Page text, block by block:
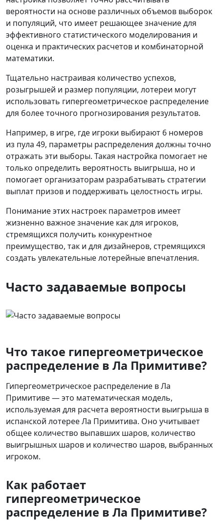
вероятности на основе различных объемов выборок
и популяций, что имеет решающее значение для
эффективного статистического моделирования и
оценка и практических расчетов и комбинаторной
математики.
Тщательно настраивая количество успехов,
розыгрышей и размер популяции, лотереи могут
использовать гипергеометрическое распределение
для более точного прогнозирования результатов.
Например, в игре, где игроки выбирают 6 номеров
из пула 49, параметры распределения должны точно
отражать эти выборы. Такая настройка помогает не
только определить вероятность выигрыша, но и
помогает организаторам разрабатывать стратегии
выплат призов и поддерживать целостность игры.
Понимание этих настроек параметров имеет
жизненно важное значение как для игроков,
стремящихся получить конкурентное
преимущество, так и для дизайнеров, стремящихся
создать увлекательные лотерейные впечатления.
Часто задаваемые вопросы
Что такое гипергеометрическое
распределение в Ла Примитиве?
Гипергеометрическое распределение в Ла
Примитиве — это математическая модель,
используемая для расчета вероятности выигрыша в
испанской лотерее Ла Примитива. Оно учитывает
общее количество выпавших шаров, количество
выигрышных шаров и количество шаров, выбранных
игроком.
Как работает
гипергеометрическое
распределение в Ла Примитиве?